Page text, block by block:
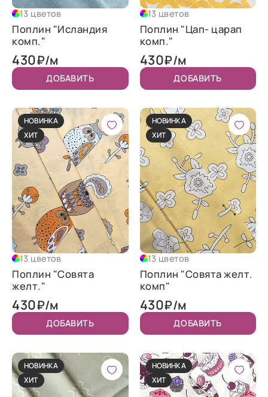
13 цветов
Поплин "Исландия
комп."
430₽/м
ДОБАВИТЬ
13 цветов
Поплин "Цап- царап
комп."
430₽/м
ДОБАВИТЬ
НОВИНКА
ХИТ
13 цветов
Поплин "Совята
желт."
430₽/м
ДОБАВИТЬ
НОВИНКА
ХИТ
13 цветов
Поплин "Совята желт.
комп"
430₽/м
ДОБАВИТЬ
НОВИНКА
ХИТ
НОВИНКА
ХИТ